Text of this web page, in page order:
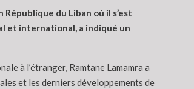
du Liban où il s’est
et international, a indiqué un
à l’étranger, Ramtane Lamamra a
et les derniers développements de